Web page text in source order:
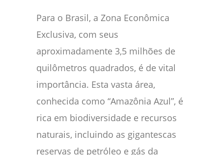
Para o Brasil, a Zona Econômica
Exclusiva, com seus
aproximadamente 3,5 milhões de
quilômetros quadrados, é de vital
importância. Esta vasta área,
conhecida como “Amazônia Azul”, é
rica em biodiversidade e recursos
naturais, incluindo as gigantescas
reservas de petróleo e gás da